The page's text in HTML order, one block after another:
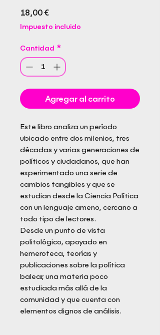
18,00 €Precio
Impuesto incluido
Cantidad *
Agregar al carrito
Este libro analiza un período
ubicado entre dos milenios, tres
décadas y varias generaciones de
políticos y ciudadanos, que han
experimentado una serie de
cambios tangibles y que se
estudian desde la Ciencia Política
con un lenguaje ameno, cercano a
todo tipo de lectores.
Desde un punto de vista
politológico, apoyado en
hemeroteca, teorías y
publicaciones sobre la política
balear, una materia poco
estudiada más allá de la
comunidad y que cuenta con
elementos dignos de análisis.